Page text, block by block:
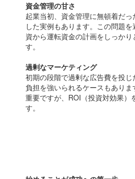
資金管理の甘さ
起業当初、資金管理に無頓着だ
した実例もあります。この問題
資から運転資金の計画をしっか
す。
過剰なマーケティング
初期の段階で過剰な広告費を投
負担を強いられるケースもあり
重要ですが、ROI（投資対効果）
す。